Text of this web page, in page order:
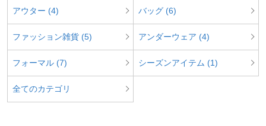
アウター (4) バッグ (6)
ファッション雑貨 (5) アンダーウェア (4)
フォーマル (7) シーズンアイテム (1)
全てのカテゴリ